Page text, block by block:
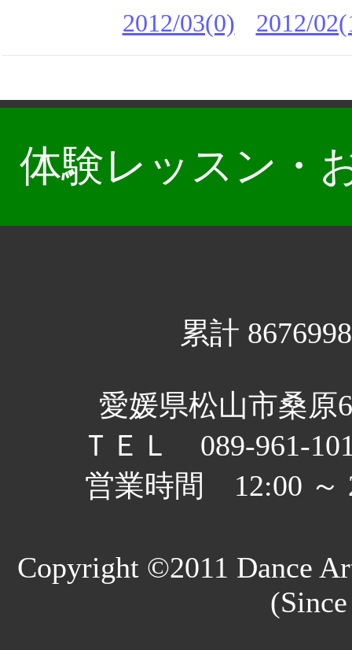
2012/03(0)
2012/
体験レッスン・
累計
愛媛県松山市桑原
ＴＥＬ 089-961-
営業時間 12:00
Copyright ©2011 Dance